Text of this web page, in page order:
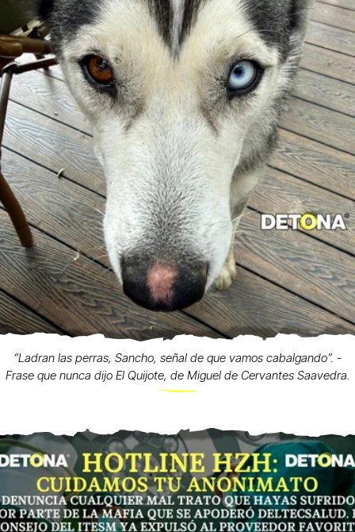
“Ladran las perras, Sancho, señal de que vamos cabalgando”. -
Frase que nunca dijo El Quijote, de Miguel de Cervantes Saavedra.